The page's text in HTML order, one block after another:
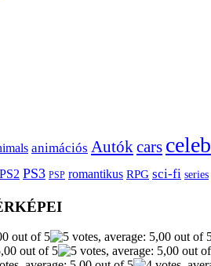
animációs Autókcars celeb
PS2 PS3 PSP romantikus RPG sci-fi series